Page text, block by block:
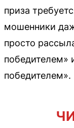
приза
мошенники
просто
победителем»
победителем».